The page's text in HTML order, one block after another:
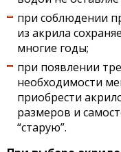
при соблюдении
из акрила
многие годы;
при появлении
необходимости
приобрести
размеров и
“старую”.